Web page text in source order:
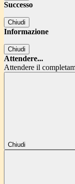
Successo
Chiudi
Informazione
Chiudi
Attendere...
Attendere il
Chiudi